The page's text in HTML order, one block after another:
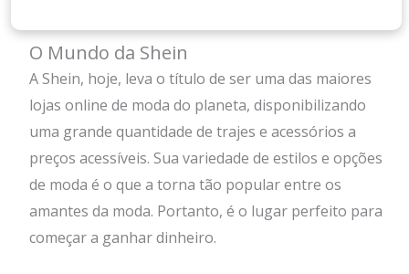
O Mundo da Shein
A Shein, hoje, leva o título de ser uma das maiores
lojas online de moda do planeta, disponibilizando
uma grande quantidade de trajes e acessórios a
preços acessíveis. Sua variedade de estilos e opções
de moda é o que a torna tão popular entre os
amantes da moda. Portanto, é o lugar perfeito para
começar a ganhar dinheiro.